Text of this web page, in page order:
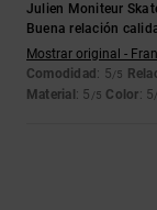
Julien Moniteur
Buena relación
Mostrar original -
Comodidad : 5/5
Material : 5 /5 Color: 5